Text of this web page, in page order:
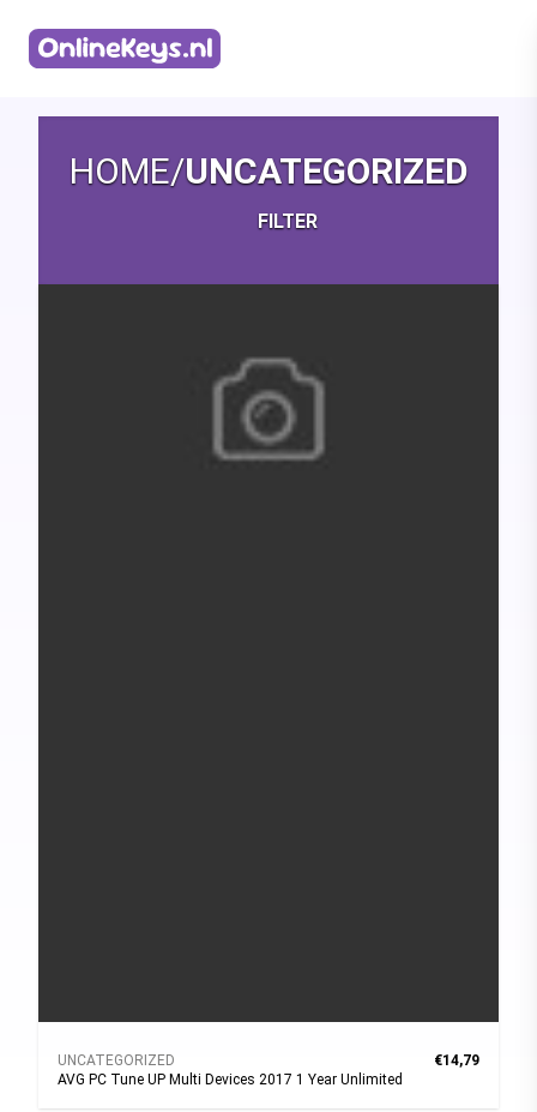
HOME/UNCATEGORIZED
FILTER
UNCATEGORIZED
AVG PC Tune UP Multi Devices 2017 1 Year Unlimited
€14,79